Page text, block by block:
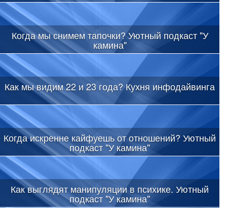
Когда мы снимем тапочки? Уютный подкаст "У
камина"
Как мы видим 22 и 23 года? Кухня инфодайвинга
Когда искренне кайфуешь от отношений? Уютный
подкаст "У камина"
Как выглядят манипуляции в психике. Уютный
подкаст "У камина"